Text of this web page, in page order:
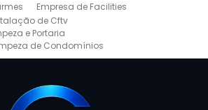
Empresa de Facilities
de Cftv
e Portaria
de Condomínios
Cftv
Elétricas Residenciais
de Alarme 24 Horas